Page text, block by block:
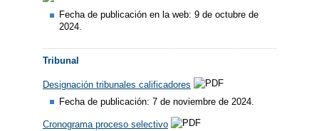
Fecha de publicación en la web: 9 de octubre de
2024.
Tribunal
Designación tribunales calificadores
Fecha de publicación: 7 de noviembre de 2024.
Cronograma proceso selectivo